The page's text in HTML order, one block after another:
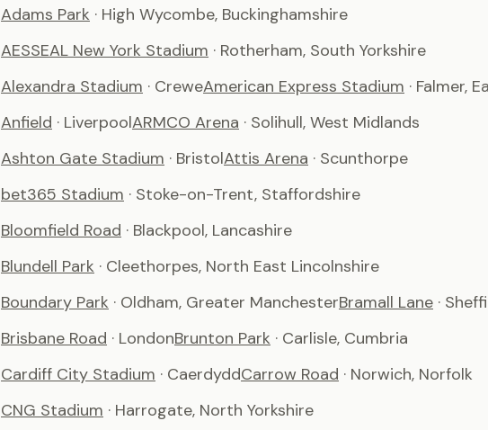
Adams Park · High Wycombe, Buckinghamshire
AESSEAL New York Stadium · Rotherham, South Yorkshire
Alexandra Stadium · CreweAmerican Express Stadium · Falmer,
Anfield · LiverpoolARMCO Arena · Solihull, West Midlands
Ashton Gate Stadium · BristolAttis Arena · Scunthorpe
bet365 Stadium · Stoke-on-Trent, Staffordshire
Bloomfield Road · Blackpool, Lancashire
Blundell Park · Cleethorpes, North East Lincolnshire
Boundary Park · Oldham, Greater ManchesterBramall Lane ·
Brisbane Road · LondonBrunton Park · Carlisle, Cumbria
Cardiff City Stadium · CaerdyddCarrow Road · Norwich, Norfolk
CNG Stadium · Harrogate, North Yorkshire